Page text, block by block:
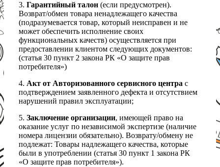
3. Гарантийный талон (если предусмотрен).
Возврат/обмен товара ненадлежащего качества
(подразумевается товар, который неисправен и не
может обеспечить исполнение своих
функциональных качеств) осуществляется при
предоставлении клиентом следующих документов:
(статья 30 пункт 2 закона РК «О защите прав
потребителя»)
4. Акт от Авторизованного сервисного центра с
подтверждением заявленного дефекта и отсутствием
нарушений правил эксплуатации;
5. Заключение организации, имеющей право на
оказание услуг по независимой экспертизе (наличие
номера лицензии обязательно). Возврату/обмену не
подлежат: Товары надлежащего качества, которые
были в употреблении (статья 30 пункт 1 закона РК
«О защите прав потребителя»).